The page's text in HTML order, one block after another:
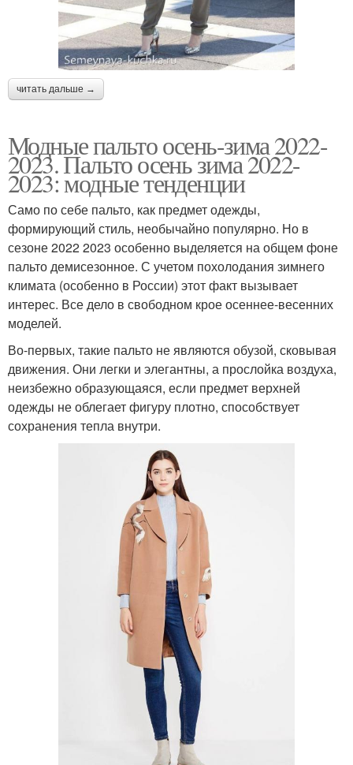
читать дальше →
Модные пальто осень-зима 2022-
2023. Пальто осень зима 2022-
2023: модные тенденции
Само по себе пальто, как предмет одежды,
формирующий стиль, необычайно популярно. Но в
сезоне 2022 2023 особенно выделяется на общем фоне
пальто демисезонное. С учетом похолодания зимнего
климата (особенно в России) этот факт вызывает
интерес. Все дело в свободном крое осеннее-весенних
моделей.
Во-первых, такие пальто не являются обузой, сковывая
движения. Они легки и элегантны, а прослойка воздуха,
неизбежно образующаяся, если предмет верхней
одежды не облегает фигуру плотно, способствует
сохранения тепла внутри.